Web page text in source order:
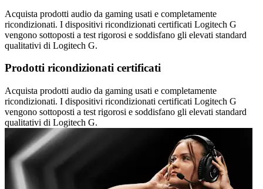
Acquista prodotti audio da gaming usati e completamente
ricondizionati. I dispositivi ricondizionati certificati Logitech G
vengono sottoposti a test rigorosi e soddisfano gli elevati standard
qualitativi di Logitech G.
Prodotti ricondizionati certificati
Acquista prodotti audio da gaming usati e completamente
ricondizionati. I dispositivi ricondizionati certificati Logitech G
vengono sottoposti a test rigorosi e soddisfano gli elevati standard
qualitativi di Logitech G.